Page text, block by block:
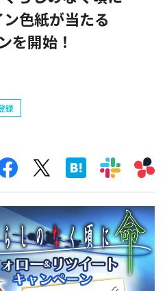
色紙が当たる
を開始！
録